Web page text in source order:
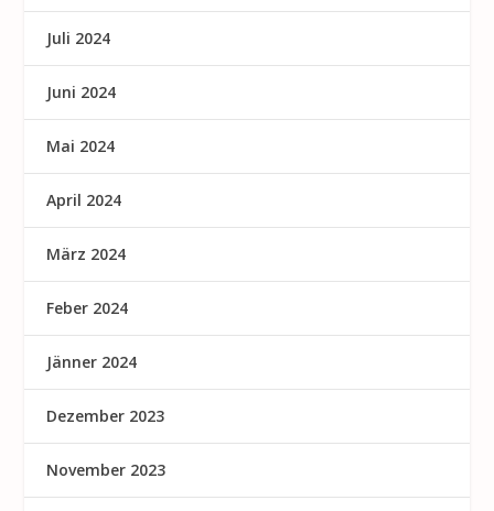
Juli 2024
Juni 2024
Mai 2024
April 2024
März 2024
Feber 2024
Jänner 2024
Dezember 2023
November 2023